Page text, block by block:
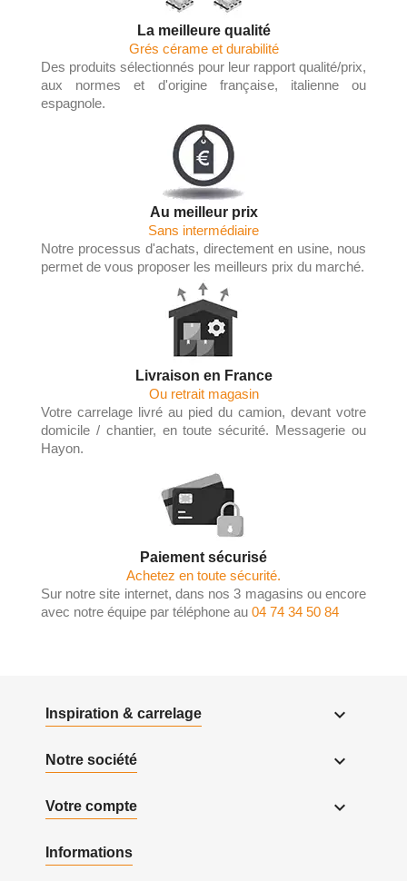
La meilleure qualité
Grés cérame et durabilité
Des produits sélectionnés pour leur rapport qualité/prix,
aux normes et d'origine française, italienne ou
espagnole.
Au meilleur prix
Sans intermédiaire
Notre processus d'achats, directement en usine, nous
permet de vous proposer les meilleurs prix du marché.
Livraison en France
Ou retrait magasin
Votre carrelage livré au pied du camion, devant votre
domicile / chantier, en toute sécurité. Messagerie ou
Hayon.
Paiement sécurisé
Achetez en toute sécurité.
Sur notre site internet, dans nos 3 magasins ou encore
avec notre équipe par téléphone au 04 74 34 50 84
Inspiration & carrelage 
Notre société 
Votre compte 
Informations